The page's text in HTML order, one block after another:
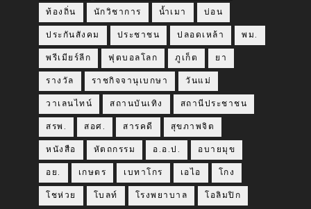
ท้องถิ่น นักวิชาการ น้ำเมา บ่อน
ประกันสังคม ประชาชน ปลอดเหล้า พม.
พรีเมียร์ลีก ฟุตบอลโลก ภูเก็ต ยา
รางวัล ราชกิจจานุเบกษา วันแม่
วาเลนไทน์ สถานบันเทิง สถานีประชาชน
สรพ. สอศ. สารคดี สุขภาพจิต
หนังสือ หัตถกรรม อ.อ.ป. อบายมุข
อย. เกษตร เบทาโกร เอไอ โกง
โชห่วย โบลท์ โรงพยาบาล โอลิมปิก